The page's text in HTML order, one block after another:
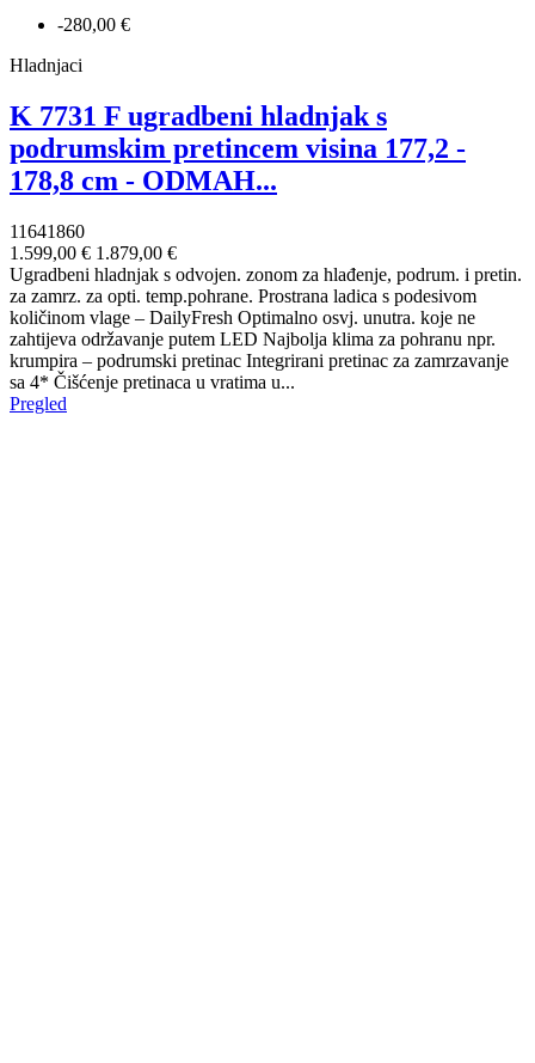
-280,00 €
Hladnjaci
K 7731 F ugradbeni hladnjak s
podrumskim pretincem visina 177,2 -
178,8 cm - ODMAH...
11641860
1.599,00 € 1.879,00 €
Ugradbeni hladnjak s odvojen. zonom za hlađenje, podrum. i pretin.
za zamrz. za opti. temp.pohrane. Prostrana ladica s podesivom
količinom vlage – DailyFresh Optimalno osvj. unutra. koje ne
zahtijeva održavanje putem LED Najbolja klima za pohranu npr.
krumpira – podrumski pretinac Integrirani pretinac za zamrzavanje
sa 4* Čišćenje pretinaca u vratima u...
Pregled